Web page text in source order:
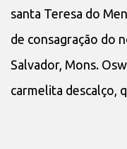
santa Teresa do
de consagração do
Salvador, Mons.
carmelita descalço,